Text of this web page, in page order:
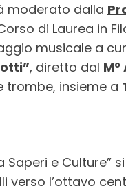
moderato dalla
di Laurea in
musicale a
, diretto dal
trombe, insieme a
e Culture”
verso l’ottavo